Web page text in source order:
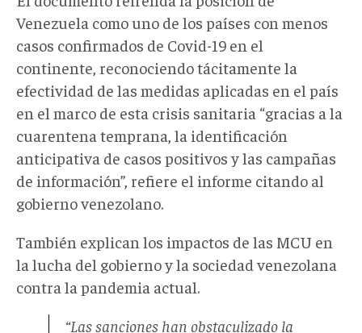
Venezuela como uno de los países con menos
casos confirmados de Covid-19 en el
continente, reconociendo tácitamente la
efectividad de las medidas aplicadas en el país
en el marco de esta crisis sanitaria “gracias a la
cuarentena temprana, la identificación
anticipativa de casos positivos y las campañas
de información”, refiere el informe citando al
gobierno venezolano.
También explican los impactos de las MCU en
la lucha del gobierno y la sociedad venezolana
contra la pandemia actual.
“Las sanciones han obstaculizado la